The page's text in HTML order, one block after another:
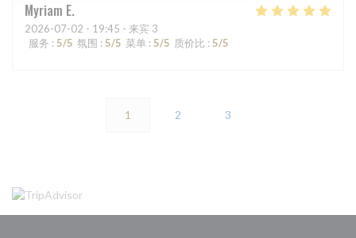
Myriam E
2026-07-02 - 19:45 - 来宾 3
服务 : 5/5 氛围 : 5/5 菜单 : 5/5 质价比 : 5/5
1 2 3